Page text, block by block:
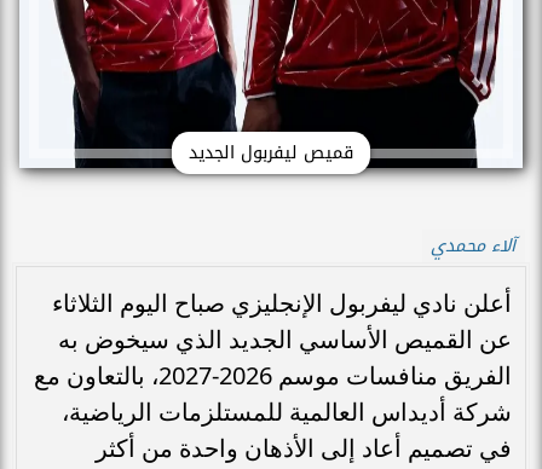
قميص ليفربول الجديد
آلاء محمدي
أعلن نادي ليفربول الإنجليزي صباح اليوم الثلاثاء
عن القميص الأساسي الجديد الذي سيخوض به
الفريق منافسات موسم 2026-2027، بالتعاون مع
شركة أديداس العالمية للمستلزمات الرياضية،
في تصميم أعاد إلى الأذهان واحدة من أكثر